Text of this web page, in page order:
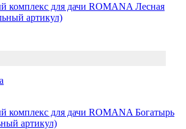
комплекс для дачи ROMANA Лесная
артикул)
комплекс для дачи ROMANA Богатырь
артикул)